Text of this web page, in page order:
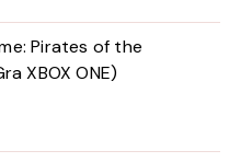
Pirates of the
XBOX ONE)